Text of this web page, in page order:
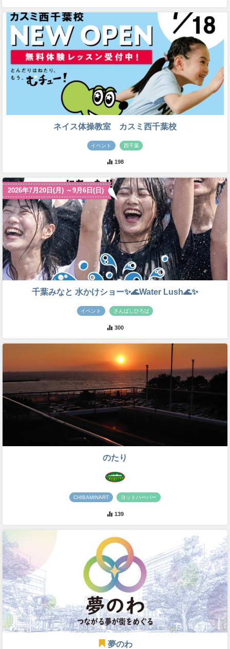
ネイス体操教室 カスミ西千葉校
イベント 西千葉
198
2026年7月20日(月) ～9月6日(日)
千葉みなと 水かけショー✨🌊Water Lush🌊✨
イベント さんばしひろば
300
のたり
CHIBAMINART ヨットハーバー
139
夢のわ